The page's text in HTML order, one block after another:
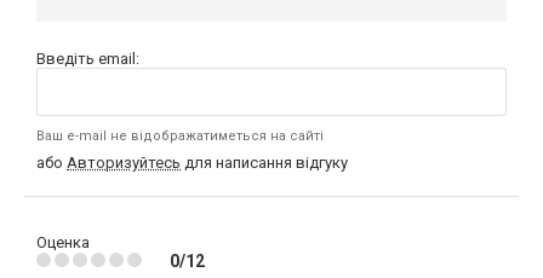
Введіть email:
Ваш e-mail не відображатиметься на сайті
або Авторизуйтесь для написання відгуку
Оценка
0/12